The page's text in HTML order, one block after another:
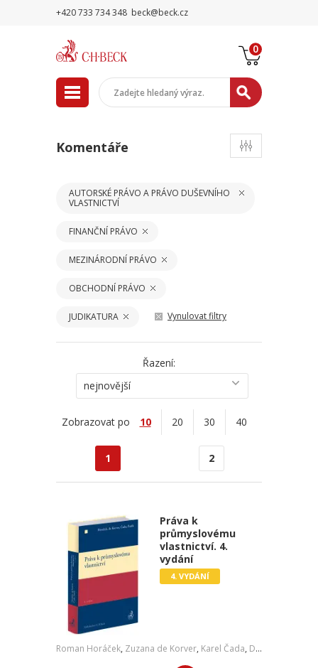
+420 733 734 348 beck@beck.cz
0
Komentáře
AUTORSKÉ PRÁVO A PRÁVO DUŠEVNÍHO
VLASTNICTVÍ
FINANČNÍ PRÁVO
MEZINÁRODNÍ PRÁVO
OBCHODNÍ PRÁVO
JUDIKATURA Vynulovat filtry
Řazení:
nejnovější
Zobrazovat po 10 20 30 40
1 2
Práva k
průmyslovému
vlastnictví. 4.
vydání
4. VYDÁNÍ
Roman Horáček, Zuzana de Korver, Karel Čada, Daniel Patěk